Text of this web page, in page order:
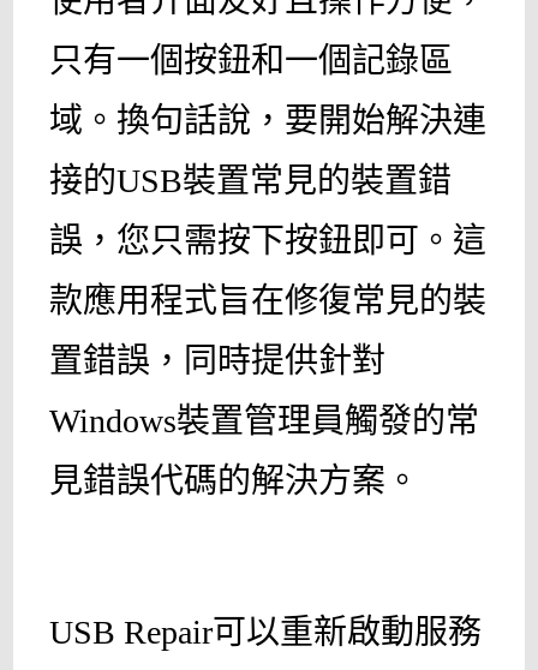
只有一個按鈕和一個記錄區
域。換句話說，要開始解決連
接的USB裝置常見的裝置錯
誤，您只需按下按鈕即可。這
款應用程式旨在修復常見的裝
置錯誤，同時提供針對
Windows裝置管理員觸發的常
見錯誤代碼的解決方案。
USB Repair可以重新啟動服務